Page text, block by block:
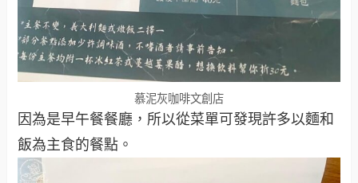
慕泥灰咖啡文創店
因為是早午餐餐廳，所以從菜單可發現許多以麵和
飯為主食的餐點。